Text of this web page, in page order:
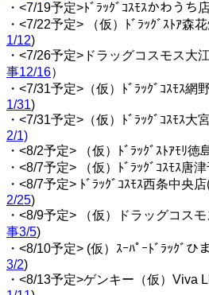
・<7/19予定>ﾄﾞﾗｯｸﾞｺｽﾓｽかわうち
・<7/22予定> （仮）ﾄﾞﾗｯｸﾞｽﾄｱ森
1/12)
・<7/26予定>ドラッグコスモス大
事12/16）
・<7/31予定>（仮）ﾄﾞﾗｯｸﾞｺｽﾓｽ網
1/31)
・<7/31予定>（仮）ﾄﾞﾗｯｸﾞｺｽﾓｽ大
2/1)
・<8/2予定> （仮）ﾄﾞﾗｯｸﾞｽﾄｱﾓﾘ徳
・<8/7予定> （仮）ﾄﾞﾗｯｸﾞｺｽﾓｽ唐
・<8/7予定> ﾄﾞﾗｯｸﾞｺｽﾓｽ西条中央
2/25)
・<8/9予定> （仮）ドラッグコス
事3/5)
・<8/10予定> (仮）ｽｰﾊﾟｰﾄﾞﾗｯｸﾞひ
3/2)
・<8/13予定>ゲンキー（仮）Viva